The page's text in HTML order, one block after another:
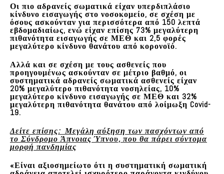
Οι πιο αδρανείς σωματικά είχαν υπερδιπλάσιο
κίνδυνο εισαγωγής στο νοσοκομείο, σε σχέση με
όσους ασκούνταν για περισσότερα από 150 λεπτά
εβδομαδιαίως, ενώ είχαν επίσης 73% μεγαλύτερη
πιθανότητα εισαγωγής σε ΜΕΘ και 2,5 φορές
μεγαλύτερο κίνδυνο θανάτου από κορονοϊό.
Αλλά και σε σχέση με τους ασθενείς που
προηγουμένως ασκούνταν σε μέτριο βαθμό, οι
συστηματικά αδρανείς σωματικά ασθενείς είχαν
20% μεγαλύτερο πιθανότητα νοσηλείας, 10%
μεγαλύτερο κίνδυνο εισαγωγής σε ΜΕΘ και 32%
μεγαλύτερη πιθανότητα θανάτου από λοίμωξη Covid-
19.
Δείτε επίσης: Μεγάλη αύξηση των πασχόντων από
το Σύνδρομο Άπνοιας Ύπνου, που θα πάρει σύντομα
μορφή πανδημίας
«Είναι αξιοσημείωτο ότι η συστηματική σωματική